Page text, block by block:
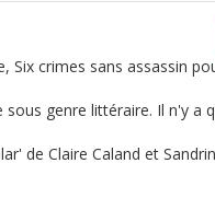
crimes sans assassin
genre littéraire. Il n'y a
de Claire Caland et